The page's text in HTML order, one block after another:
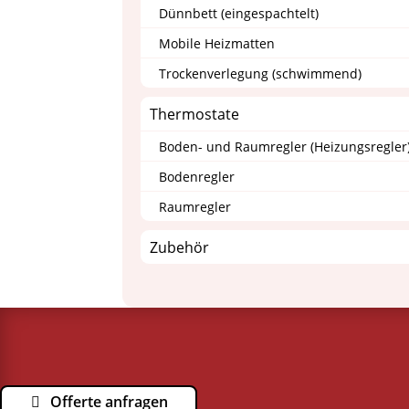
Dünnbett (eingespachtelt)
Mobile Heizmatten
Trockenverlegung (schwimmend)
Thermostate
Boden- und Raumregler
Bodenregler
Raumregler
Zubehör
Offerte anfragen